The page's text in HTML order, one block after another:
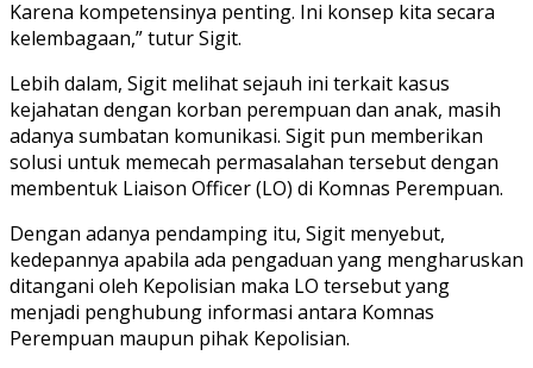
Karena kompetensinya penting. Ini konsep kita secara
kelembagaan,” tutur Sigit.
Lebih dalam, Sigit melihat sejauh ini terkait kasus
kejahatan dengan korban perempuan dan anak, masih
adanya sumbatan komunikasi. Sigit pun memberikan
solusi untuk memecah permasalahan tersebut dengan
membentuk Liaison Officer (LO) di Komnas Perempuan.
Dengan adanya pendamping itu, Sigit menyebut,
kedepannya apabila ada pengaduan yang mengharuskan
ditangani oleh Kepolisian maka LO tersebut yang
menjadi penghubung informasi antara Komnas
Perempuan maupun pihak Kepolisian.